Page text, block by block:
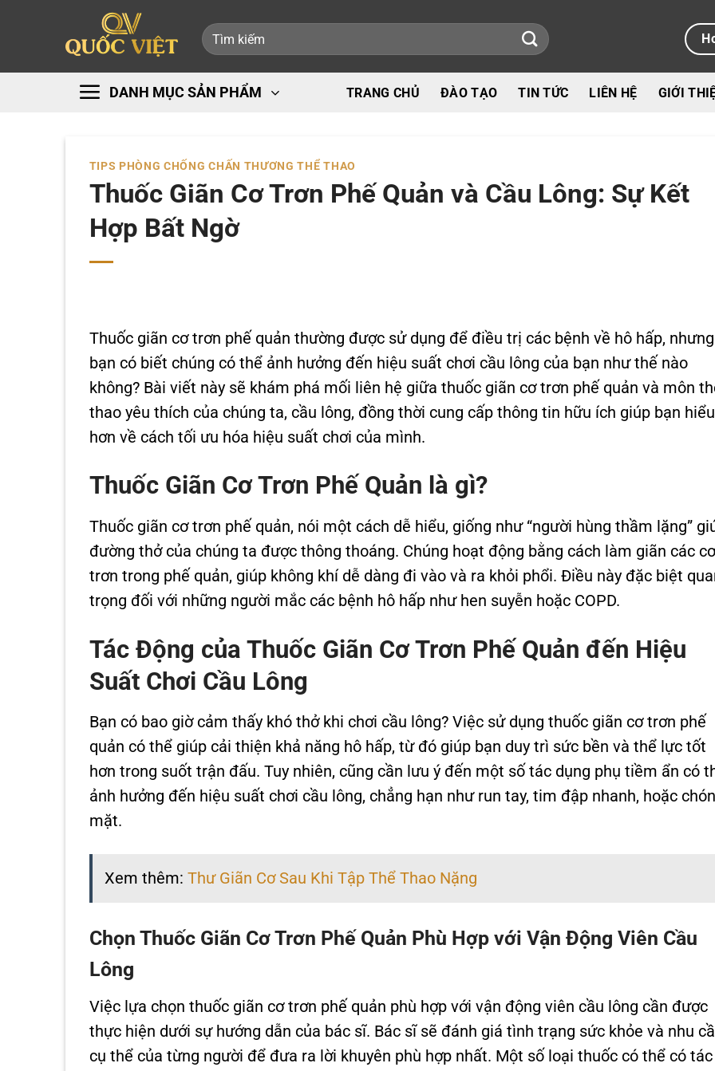
Tìm
kiếm:
DANH MỤC SẢN PHẨM TRANG CHỦ ĐÀO TẠO TIN TỨC LIÊN HỆ GIỚI
TIPS PHÒNG CHỐNG CHẤN THƯƠNG THỂ THAO
Thuốc Giãn Cơ Trơn Phế Quản và Cầu Lông: Sự Kết
Hợp Bất Ngờ
Thuốc giãn cơ trơn phế quản thường được sử dụng để điều trị các bệnh về hô hấp, nhưng
bạn có biết chúng có thể ảnh hưởng đến hiệu suất chơi cầu lông của bạn như thế nào
không? Bài viết này sẽ khám phá mối liên hệ giữa thuốc giãn cơ trơn phế quản và môn
thao yêu thích của chúng ta, cầu lông, đồng thời cung cấp thông tin hữu ích giúp bạn
hơn về cách tối ưu hóa hiệu suất chơi của mình.
Thuốc Giãn Cơ Trơn Phế Quản là gì?
Thuốc giãn cơ trơn phế quản, nói một cách dễ hiểu, giống như “người hùng thầm lặng”
đường thở của chúng ta được thông thoáng. Chúng hoạt động bằng cách làm giãn các cơ
trơn trong phế quản, giúp không khí dễ dàng đi vào và ra khỏi phổi. Điều này đặc biệt
trọng đối với những người mắc các bệnh hô hấp như hen suyễn hoặc COPD.
Tác Động của Thuốc Giãn Cơ Trơn Phế Quản đến Hiệu
Suất Chơi Cầu Lông
Bạn có bao giờ cảm thấy khó thở khi chơi cầu lông? Việc sử dụng thuốc giãn cơ trơn phế
quản có thể giúp cải thiện khả năng hô hấp, từ đó giúp bạn duy trì sức bền và thể lực tốt
hơn trong suốt trận đấu. Tuy nhiên, cũng cần lưu ý đến một số tác dụng phụ tiềm ẩn có
ảnh hưởng đến hiệu suất chơi cầu lông, chẳng hạn như run tay, tim đập nhanh, hoặc
mặt.
Xem thêm: Thư Giãn Cơ Sau Khi Tập Thể Thao Nặng
Chọn Thuốc Giãn Cơ Trơn Phế Quản Phù Hợp với Vận Động Viên Cầu
Lông
Việc lựa chọn thuốc giãn cơ trơn phế quản phù hợp với vận động viên cầu lông cần được
thực hiện dưới sự hướng dẫn của bác sĩ. Bác sĩ sẽ đánh giá tình trạng sức khỏe và nhu
cụ thể của từng người để đưa ra lời khuyên phù hợp nhất. Một số loại thuốc có thể có tác